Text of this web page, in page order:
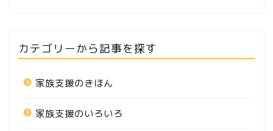
カテゴリーから記事を探す
家族支援のきほん
家族支援のいろいろ